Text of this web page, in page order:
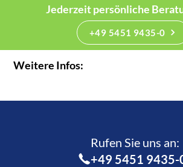
Jederzeit persönliche
+49 5451 9435-0
Weitere Infos:
Rufen Sie uns an:­
+49 5451 9435-